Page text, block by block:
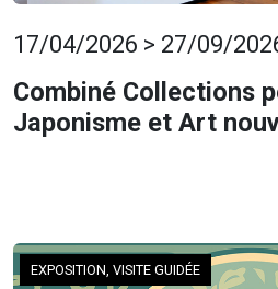
17/04/2026 > 27/09/
Combiné Collections
Japonisme et Art
EXPOSITION, VISITE GUIDÉE